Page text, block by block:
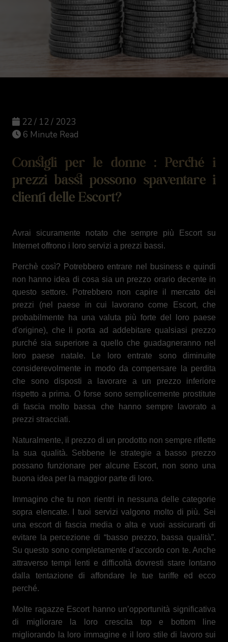
22 / 12 / 2023
6 Minute Read
Consigli per le donne : Perché i
prezzi bassi possono spaventare i
clienti delle Escort?
Avrai sicuramente notato che sempre più Escort su
Internet offrono i loro servizi a prezzi bassi.
Perchè così? Potrebbero entrare nel business e quindi
non hanno idea di cosa sia un prezzo orario decente in
questo settore. Potrebbero non capire il mercato dei
prezzi (nel paese in cui lavorano come Escort, che
probabilmente ha una valuta più forte del loro paese
d'origine), che li porta ad addebitare qualsiasi prezzo
purché sia superiore a quello che guadagneranno nel
loro paese natale. Le loro entrate sono diminuite
considerevolmente in modo da compensare la perdita
che sono disposti a lavorare a un prezzo inferiore
rispetto a prima. O forse sono semplicemente prostitute
di fascia molto bassa che hanno sempre lavorato a
prezzi stracciati.
Naturalmente, il prezzo di un prodotto non sempre riflette
la sua qualità. Sebbene le strategie a basso prezzo
possano funzionare per alcune Escort, non sono una
buona idea per la maggior parte di loro.
Immagino che tu non rientri in nessuna delle categorie
sopra elencate. I tuoi servizi valgono molto di più. Sei
una escort di fascia media o alta e vuoi assicurarti di
evitare la percezione di “basso prezzo, bassa qualità”.
Su questo sono completamente d’accordo con te. Anche
attraverso tempi lenti e difficoltà dovresti stare lontano
dalla tentazione di affondare le tue tariffe ed ecco
perché.
Molte ragazze Escort hanno un’opportunità significativa
di migliorare la loro crescita top e bottom line
migliorando la loro immagine e il loro stile di lavoro sui